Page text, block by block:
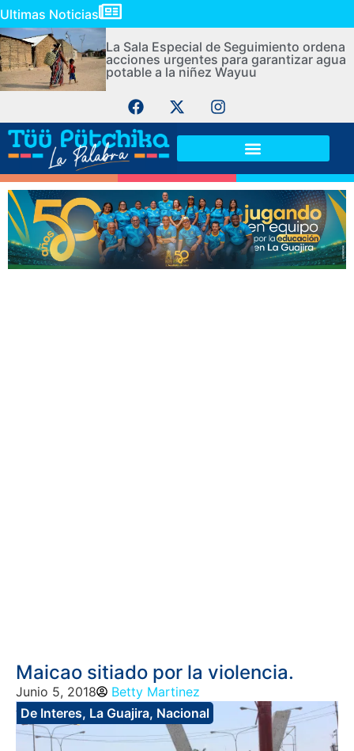
Ultimas Noticias
La Sala Especial de Seguimiento ordena
acciones urgentes para garantizar agua
potable a la niñez Wayuu
Maicao sitiado por la violencia.
Junio 5, 2018
Betty Martinez
De Interes, La Guajira, Nacional